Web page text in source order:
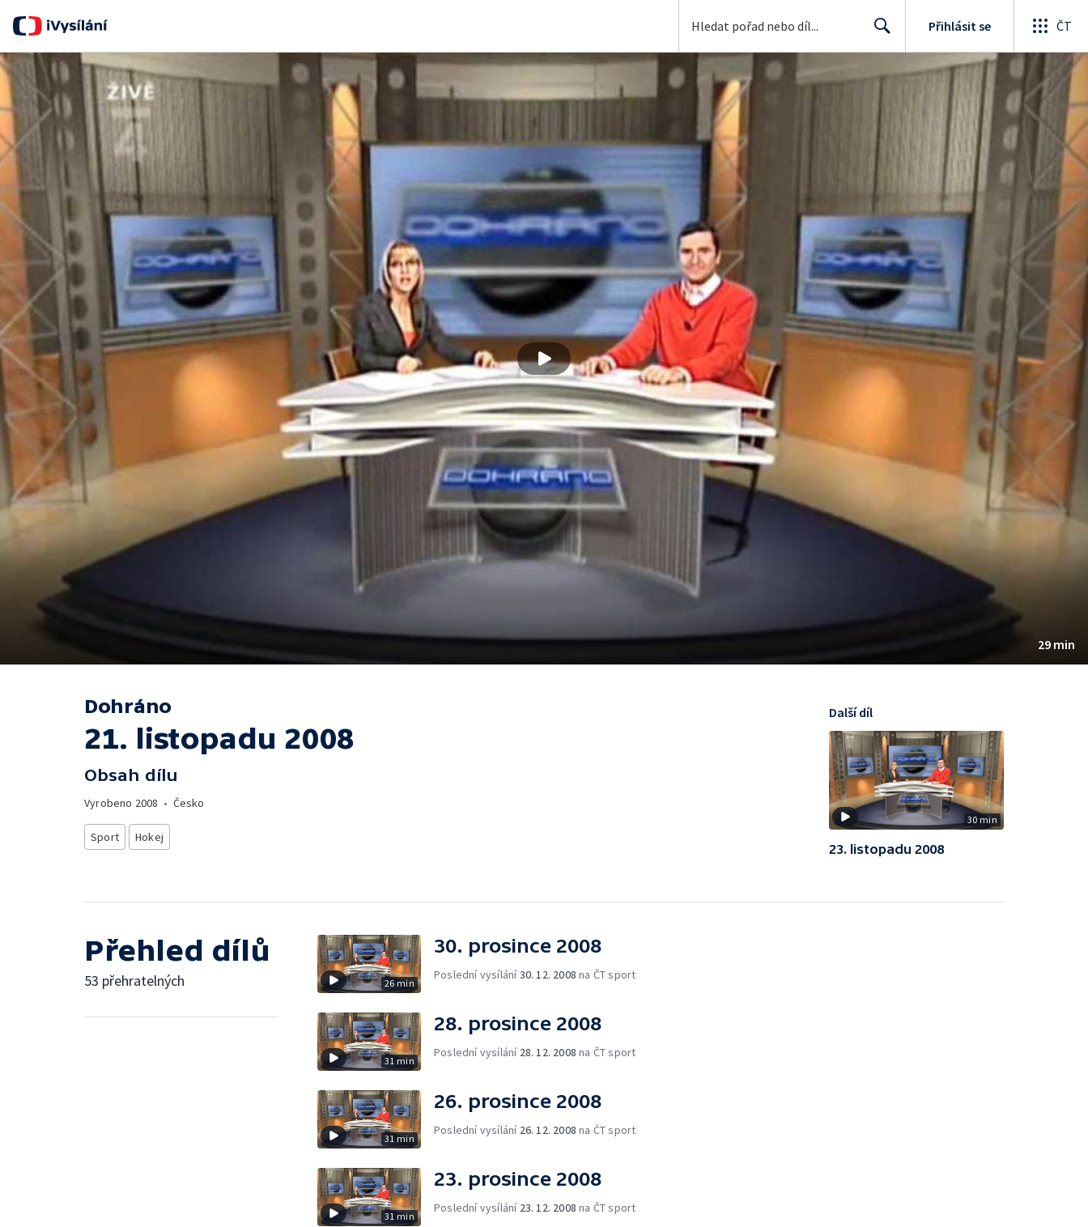
Přihlásit se ČT
29 min
Dohráno
21. listopadu 2008
Obsah dílu
Vyrobeno 2008 • Česko
Sport Hokej
30 min
Další díl
23. listopadu 2008
Přehled dílů
53 přehratelných 26 min
30. prosince 2008
Poslední vysílání30. 12. 2008 na ČT sport
31 min
28. prosince 2008
Poslední vysílání 28. 12. 2008 na ČT sport
31 min
26. prosince 2008
Poslední vysílání 26. 12. 2008 na ČT sport
31 min
23. prosince 2008
Poslední vysílání 23. 12. 2008 na ČT sport